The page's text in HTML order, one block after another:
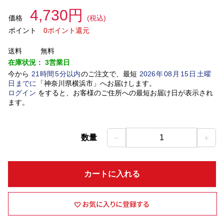
価格 4,730円
(税込)
ポイント
0ポイント還元
送料
無料
在庫状況： 3営業日
今から 21 時間 5分以内のご注文で、最短 2026年08 月 15日土曜
日 までに 「神奈川県横浜市」 へお届けします。
ログイン をすると、お客様のご住所への最短お届け日が表示され
ます。
数量 － 1 ＋
カートに入れる